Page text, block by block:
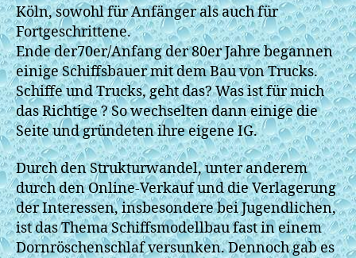
Köln, sowohl für Anfänger als auch für
Fortgeschrittene.
Ende der70er/Anfang der 80er Jahre begannen
einige Schiffsbauer mit dem Bau von Trucks.
Schiffe und Trucks, geht das? Was ist für mich
das Richtige ? So wechselten dann einige die
Seite und gründeten ihre eigene IG.
Durch den Strukturwandel, unter anderem
durch den Online-Verkauf und die Verlagerung
der Interessen, insbesondere bei Jugendlichen,
ist das Thema Schiffsmodellbau fast in einem
Dornröschenschlaf versunken. Dennoch gab es